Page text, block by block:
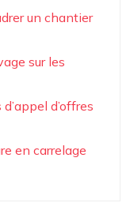
un chantier
sur les
d’offres
en carrelage